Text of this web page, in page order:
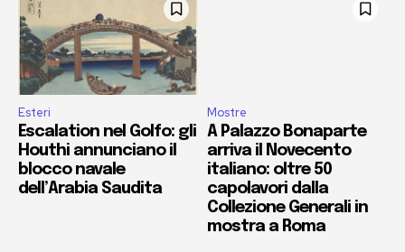
Esteri
Escalation nel Golfo: gli
Houthi annunciano il
blocco navale
dell’Arabia Saudita
Mostre
A Palazzo Bonaparte
arriva il Novecento
italiano: oltre 50
capolavori dalla
Collezione Generali in
mostra a Roma